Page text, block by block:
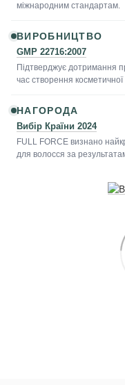
міжнародним стандартам.
ВИРОБНИЦТВО
GMP 22716:2007
Підтверджує дотримання
час створення косметичної
НАГОРОДА
Вибір Країни 2024
FULL FORCE визнано
для волосся за